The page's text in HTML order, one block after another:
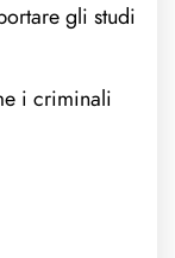
gli studi
i criminali